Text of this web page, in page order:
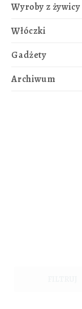
Wyroby z żywicy
Włóczki
Gadżety
Archiwum